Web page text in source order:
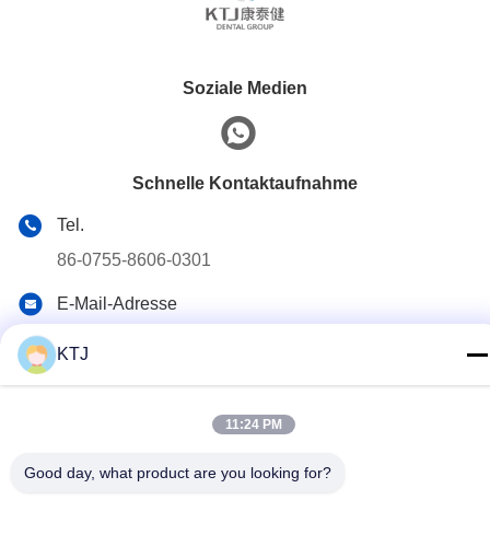
Soziale Medien
Schnelle Kontaktaufnahme
Tel.
86-0755-8606-0301
E-Mail-Adresse
Road, Bezirk Pingshan, Shenzhen, China
KTJ
11:24 PM
Good day, what product are you looking for?